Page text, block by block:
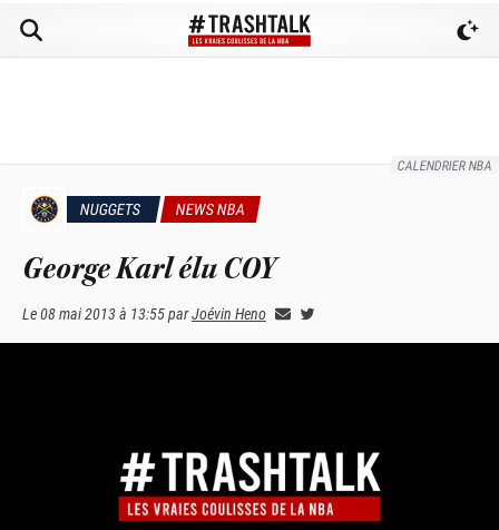
CALENDRIER NBA
NUGGETS NEWS NBA
George Karl élu COY
Le08 mai 2013 à 13:55parJoévin Heno